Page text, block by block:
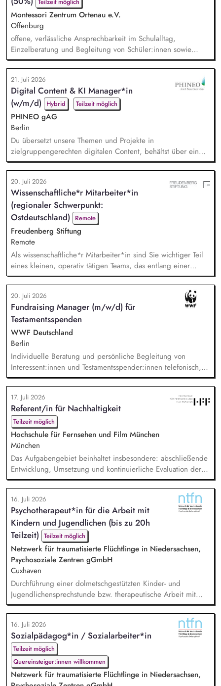
Dienstleistern,...
Montessori Zentrum Ortenau e.V.
Offenburg
offene, verlässliche Ansprechbarkeit im Schulalltag,
Einzelberatung und Begleitung von Schüler:innen sowie
Familien, Elternarbeit: Beratung, Begleitung und
Informationsangebote, sozialpädagogische Gruppenangebote
(z. B. soziales Lernen, Prävention, Selbstkompetenz),
Konfliktbegleitung und Stärkung der Beziehungskultur im
Schulalltag, Zusammenarbeit im multiprofessionellen
Schulteam
21. Juli 2026
Digital Content & KI Manager*in
(w/m/d)
Hybrid Teilzeit möglich
PHINEO gAG
Berlin
Du übersetzt unsere Themen und Projekte in
zielgruppengerechten digitalen Content, behältst über ein
systematisches Performance-Tracking den Erfolg unserer
Seiten und Mailings im Blick und berätst das Team als
strategische*r Sparringspartner*in für digitale Trends,
Plattformfragen und den Einsatz von KI. Du übernimmst die
technische und operative Betreuung unserer gesamten
Webseiten-Landscha...
20. Juli 2026
Wissenschaftliche*r Mitarbeiter*in
(regionaler Schwerpunkt:
Ostdeutschland)
Remote
Freudenberg Stiftung
Remote
Als wissenschaftliche*r Mitarbeiter*in sind Sie wichtiger Teil
eines kleinen, operativ tätigen Teams, das entlang einer
klaren Programmatik langfristig soziale Innovation
implementiert. Sie unterstützen die Geschäftsführung bei der
Umsetzung der Stiftungsprogrammatik und entwickeln dabei
die Internationalisierungsstrategie der Stiftung weiter. Sie
übersetzen wissenschaftliche Erkenntnisse in...
20. Juli 2026
Fundraising Manager (m/w/d) für
Testamentsspenden
WWF Deutschland
Berlin
Individuelle Beratung und persönliche Begleitung von
Interessent:innen und Testamentsspender:innen telefonisch,
per E-Mail sowie bei persönlichen Gesprächen. Strategische
Weiterentwicklung des Erbschaftsfundraisings und der Donor
Journeys – von der Lead-Akquise über Stewardship bis hin
zur individuellen Förder:innen-Kommunikation. Systematische
Planung, Steuerung und Umsetzung von Werbemaß...
17. Juli 2026
Referent/in für Nachhaltigkeit
Teilzeit möglich
Hochschule für Fernsehen und Film München
München
Das Aufgabengebiet beinhaltet insbesondere: abschließende
Entwicklung, Umsetzung und kontinuierliche Evaluation der
HFF-eigenen Nachhaltigkeitsstrategie, Begleitung,
Koordination und Umsetzung konkreter Projekte und
Maßnahmen der Nachhaltigkeitsstrategie, Erstellung und
Koordination der THG-Bilanzierung sowie Entwicklung und
Implementierung von Treibhausgas-Reduktionspfaden.
Außerdem Anpassung...
16. Juli 2026
Psychotherapeut*in für die Arbeit mit
Kindern und Jugendlichen (bis zu 20h
Teilzeit) Teilzeit möglich
Netzwerk für traumatisierte Flüchtlinge in Niedersachsen,
Psychosoziale Zentren gGmbH
Cuxhaven
Durchführung einer dolmetschgestützten Kinder- und
Jugendlichensprechstunde bzw. therapeutische Arbeit mit
geflüchteten Kindern und Jugendlichen /
(trauma-)pädagogische Fachberatung, Dokumentation und
Austausch mit dem Team, Stellungnahmen, Mitarbeit in
externen Netzwerken und Arbeitsgruppen.
16. Juli 2026
Sozialpädagog*in / Sozialarbeiter*in
Teilzeit möglich
Quereinsteiger:innen willkommen
Netzwerk für traumatisierte Flüchtlinge in Niedersachsen,